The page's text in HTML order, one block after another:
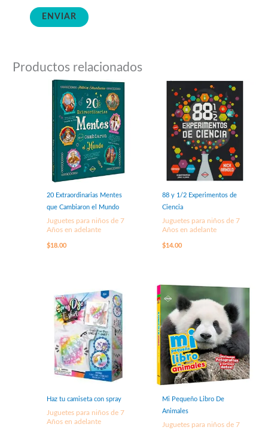
Productos relacionados
20 Extraordinarias Mentes
que Cambiaron el Mundo
Juguetes para niños de 7
Años en adelante
$18.00
88 y 1/2 Experimentos de
Ciencia
Juguetes para niños de 7
Años en adelante
$14.00
Haz tu camiseta con spray
Juguetes para niños de 7
Años en adelante
Mi Pequeño Libro De
Animales
Juguetes para niños de 7